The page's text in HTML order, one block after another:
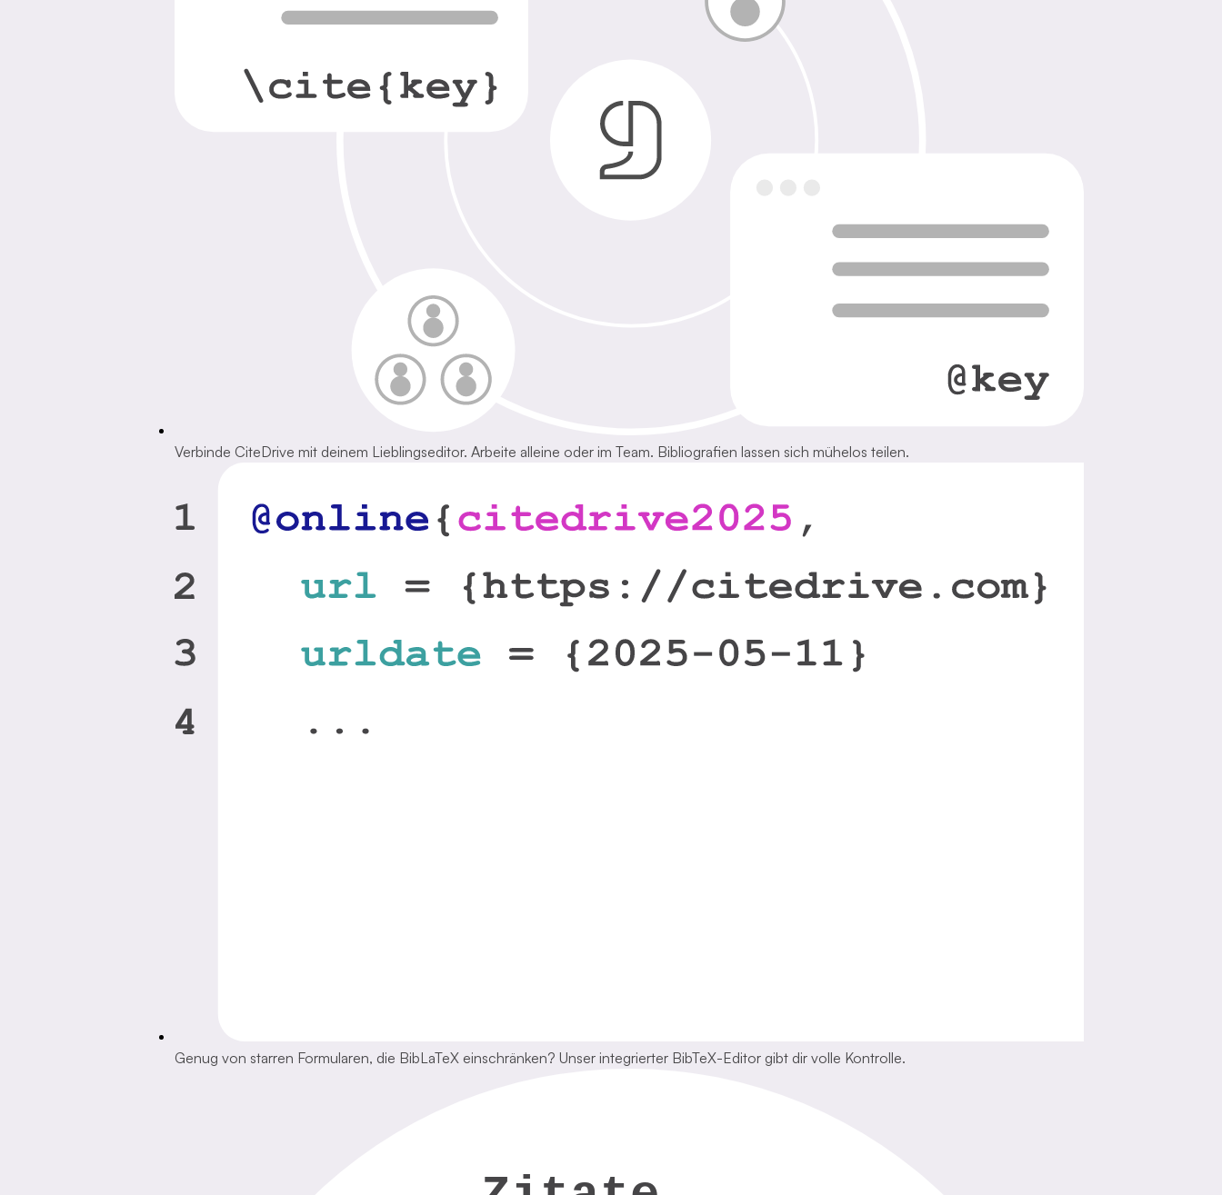
Verbinde CiteDrive mit deinem Lieblingseditor. Arbeite alleine oder im Team. Bibliografien lassen sich mühelos teilen.
Genug von starren Formularen, die BibLaTeX einschränken? Unser integrierter BibTeX-Editor gibt dir volle Kontrolle.